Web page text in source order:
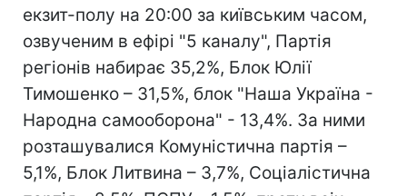
екзит-полу на 20:00 за київським часом,
озвученим в ефірі "5 каналу", Партія
регіонів набирає 35,2%, Блок Юлії
Тимошенко – 31,5%, блок "Наша Україна -
Народна самооборона" - 13,4%. За ними
розташувалися Комуністична партія –
5,1%, Блок Литвина – 3,7%, Соціалістична